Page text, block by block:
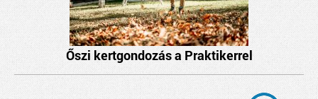
Őszi kertgondozás a Praktikerrel